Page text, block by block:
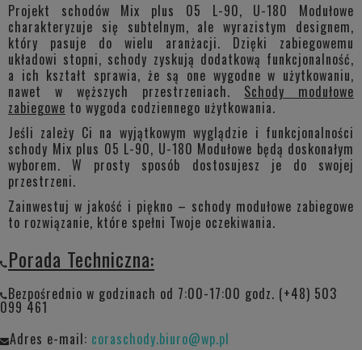
Projekt schodów Mix plus 05 L-90, U-180 Modułowe
charakteryzuje się subtelnym, ale wyrazistym designem,
który pasuje do wielu aranżacji. Dzięki zabiegowemu
układowi stopni, schody zyskują dodatkową funkcjonalność,
a ich kształt sprawia, że są one wygodne w użytkowaniu,
nawet w węższych przestrzeniach. Schody modułowe
zabiegowe to wygoda codziennego użytkowania.
Jeśli zależy Ci na wyjątkowym wyglądzie i funkcjonalności
schody Mix plus 05 L-90, U-180 Modułowe będą doskonałym
wyborem. W prosty sposób dostosujesz je do swojej
przestrzeni.
Zainwestuj w jakość i piękno – schody modułowe zabiegowe
to rozwiązanie, które spełni Twoje oczekiwania.
Porada Techniczna:
Bezpośrednio w godzinach od 7:00-17:00 godz. (+48) 503
099 461
Adres e-mail: coraschody.biuro@wp.pl